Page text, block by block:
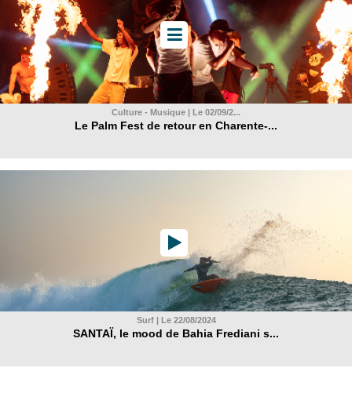
Culture - Musique | Le 02/09/2...
Le Palm Fest de retour en Charente-...
Surf | Le 22/08/2024
SANTAÏ, le mood de Bahia Frediani s...